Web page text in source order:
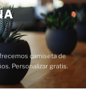
camiseta de
Personalizar gratis.